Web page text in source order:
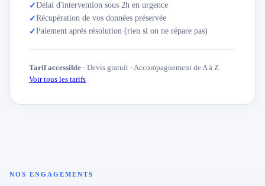
✓Délai d'intervention sous 2h en urgence
✓Récupération de vos données préservée
✓Paiement après résolution (rien si on ne répare pas)
Tarif accessible · Devis gratuit · Accompagnement de A à Z
Voir tous les tarifs
NOS ENGAGEMENTS